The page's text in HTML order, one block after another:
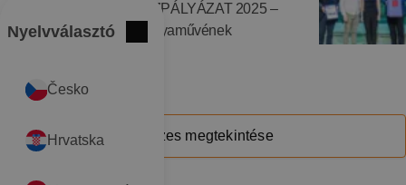
swissporTON ÉPÍTÉSZPÁLYÁZAT 2025 –
PAIR Építész Stúdió pályaművének
Összes megtekintése
Nyelvválasztó Bezár
International
Česko
Hrvatska